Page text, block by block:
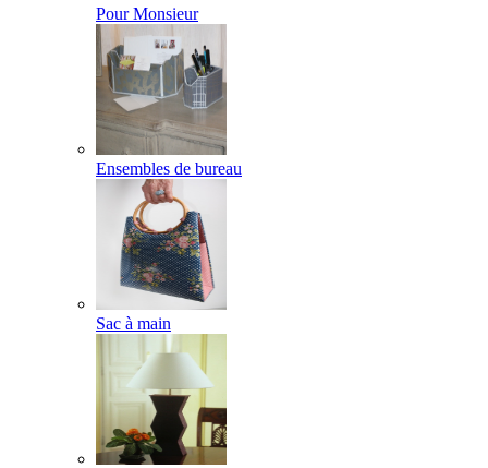
Pour Monsieur
Ensembles de bureau
Sac à main